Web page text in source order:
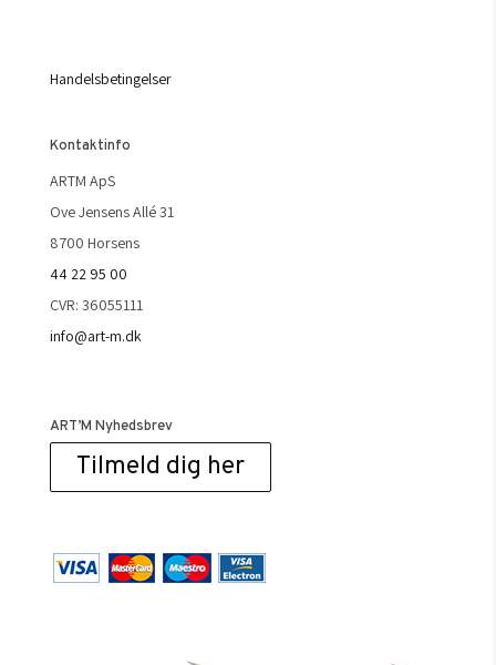
Handelsbetingelser
Kontaktinfo
ARTM ApS
Ove Jensens Allé 31
8700 Horsens
44 22 95 00
CVR: 36055111
info@art-m.dk
ART’M Nyhedsbrev
Tilmeld dig her